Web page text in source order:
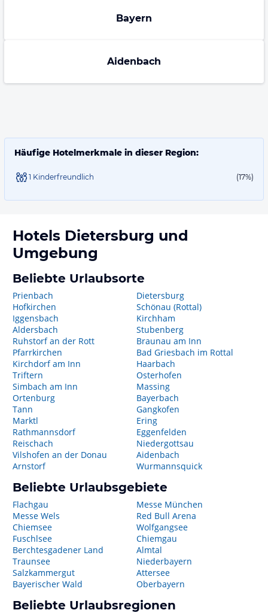
Bayern
Aidenbach
Häufige Hotelmerkmale in dieser Region:
1 Kinderfreundlich (17%)
Hotels Dietersburg und
Umgebung
Beliebte Urlaubsorte
Prienbach
Hofkirchen
Iggensbach
Aldersbach
Ruhstorf an der Rott
Pfarrkirchen
Kirchdorf am Inn
Triftern
Simbach am Inn
Ortenburg
Tann
Marktl
Rathmannsdorf
Reischach
Vilshofen an der Donau
Arnstorf
Dietersburg
Schönau (Rottal)
Kirchham
Stubenberg
Braunau am Inn
Bad Griesbach im Rottal
Haarbach
Osterhofen
Massing
Bayerbach
Gangkofen
Ering
Eggenfelden
Niedergottsau
Aidenbach
Wurmannsquick
Beliebte Urlaubsgebiete
Flachgau
Messe Wels
Chiemsee
Fuschlsee
Berchtesgadener Land
Traunsee
Salzkammergut
Bayerischer Wald
Messe München
Red Bull Arena
Wolfgangsee
Chiemgau
Almtal
Niederbayern
Attersee
Oberbayern
Beliebte Urlaubsregionen